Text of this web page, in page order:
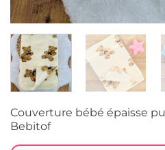
Couverture bébé épaisse
Bebitof